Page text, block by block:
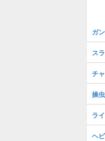
ガ
ス
チ
操
ラ
ヘ